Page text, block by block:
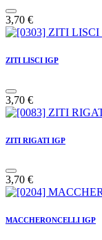
3,70 €
ZITI LISCI IGP
3,70 €
ZITI RIGATI IGP
3,70 €
MACCHERONCELLI IGP